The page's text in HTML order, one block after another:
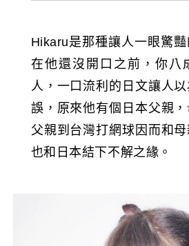
Hikaru是那種讓人一眼驚豔
在他還沒開口之前，你八
人，一口流利的日文讓人
誤，原來他有個日本父親，
父親到台灣打網球因而和
也和日本結下不解之緣。